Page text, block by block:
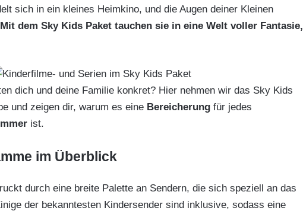
sich in ein kleines Heimkino, und die Augen deiner Kleinen
Mit dem Sky Kids Paket tauchen sie in eine Welt voller Fantasie,
dich und deine Familie konkret? Hier nehmen wir das Sky Kids
und zeigen dir, warum es eine Bereicherung für jedes
ist.
im Überblick
durch eine breite Palette an Sendern, die sich speziell an das
der bekanntesten Kindersender sind inklusive, sodass eine